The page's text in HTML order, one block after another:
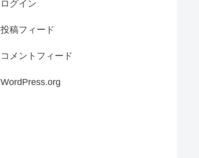
ログイン
投稿フィード
コメントフィード
WordPress.org